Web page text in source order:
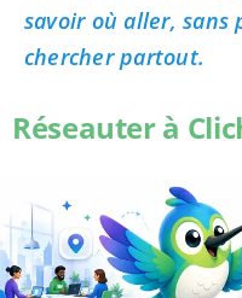
savoir où aller, sans
chercher partout.
Réseauter à